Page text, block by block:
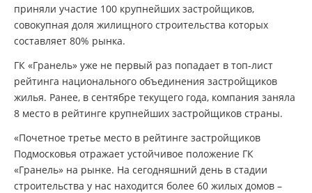
приняли участие 100 крупнейших застройщиков,
совокупная доля жилищного строительства которых
составляет 80% рынка.
ГК «Гранель» уже не первый раз попадает в топ-лист
рейтинга национального объединения застройщиков
жилья. Ранее, в сентябре текущего года, компания заняла
8 место в рейтинге крупнейших застройщиков страны.
«Почетное третье место в рейтинге застройщиков
Подмосковья отражает устойчивое положение ГК
«Гранель» на рынке. На сегодняшний день в стадии
строительства у нас находится более 60 жилых домов –